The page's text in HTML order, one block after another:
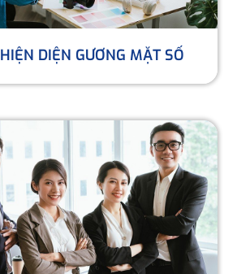
HIỆN DIỆN GƯƠNG MẶT SỐ